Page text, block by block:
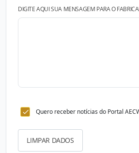
DIGITE AQUI SUA MENSAGEM PARA O
Quero receber notícias do Portal
LIMPAR DADOS